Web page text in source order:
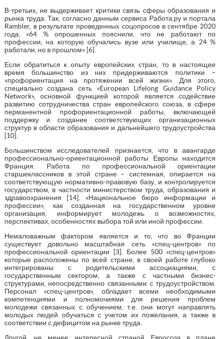
В-третьих, не выдерживает критики связь сферы образования и
рынка труда. Так, согласно данным сервиса Работа.ру и портала
Rambler, в результате проведенных соцопросов в сентябре 2020
года, «64 % опрошенных пояснили, что не работают по
профессии, на которую обучались вузе или училище, а 24 %
работали, но в прошлом» [6].
Если обратиться к опыту европейских стран, то в настоящее
время большинство из них придерживаются политики –
«профориентация на протяжении всей жизни». Для этого,
специально создана сеть «European Lifelong Guidance Policy
Network», основной функцией которой является содействие
развитию сотрудничества стран европейского союза, в сфере
перманентной профориентационной работы, включающей
поддержку и создание соответствующих организационных
структур в области образования и дальнейшего трудоустройства
[10].
Большинством исследователей признается, что в авангарде
профессионально-ориентационной работы Европы находится
Франция. Работа по профессиональной ориентации
старшеклассников в этой стране – системная, опирается на
соответствующую нормативно-правовую базу, и контролируется
государством, в частности министерством труда, образования и
здравоохранения [14]. «Национальное бюро информации и
профессии», как созданная на государственном уровне
организация, информирует молодежь о возможностях,
перспективах, особенностях выбора той или иной профессии.
Немаловажным фактором является и то, что во Франции
существует довольно масштабная сеть «спец-центров» по
профессиональной ориентации [3]. Более 500 «спец-центров»
которые расположены по всей стране, в своей работе глубоко
интегрированы с родительскими ассоциациями, с
государственным сектором, а также с частными бизнес-
структурами, непосредственно связанными с трудоустройством.
Персонал «спец-центров», обладает всеми необходимыми
компетенциями и полномочиями для решения проблем
молодежи связанных с обучением, т.е. они могут направлять
молодых людей обучаться с учетом их пожелания, а также в
соответствии с дефицитом на рынке труда.
Другой, не менее интересной страной Евросоза в плане